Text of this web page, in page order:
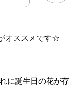
オススメです☆
に誕生日の花が存